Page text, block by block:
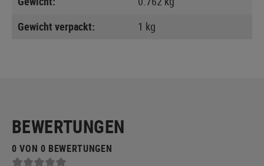
Gewicht verpackt:
1 kg
BEWERTUNGEN
0 VON 0 BEWERTUNGEN